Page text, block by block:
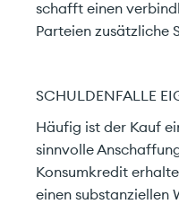
schafft einen
Parteien zusätzliche
SCHULDENFALLE
Häufig ist der Kauf
sinnvolle
Konsumkredit
einen substanziellen